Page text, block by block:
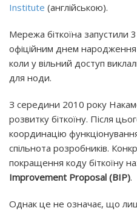
Institute (англійською).
Мережа біткоїна запустили
офіційним днем ​​народження
коли у вільний доступ
для ноди.
З середини 2010 року
розвитку біткоїну. Після
координацію
спільнота розробників.
покращення коду біткоїну
Improvement Proposal (BIP).
Однак це не означає, що